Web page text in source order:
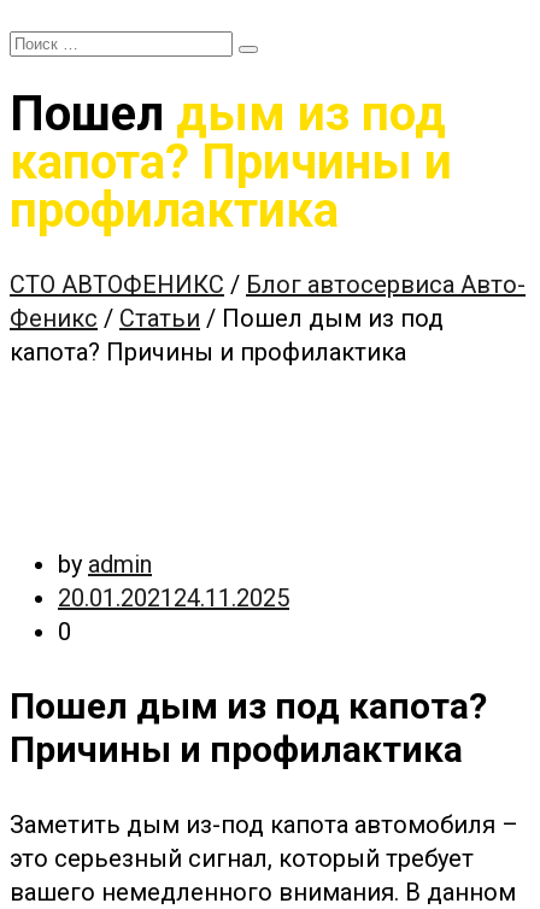
Пошел дым из под
капота? Причины и
профилактика
СТО АВТОФЕНИКС / Блог автосервиса Авто-
Феникс / Статьи / Пошел дым из под
капота? Причины и профилактика
by admin
20.01.2021 24.11.2025
0
Пошел дым из под капота?
Причины и профилактика
Заметить дым из-под капота автомобиля –
это серьезный сигнал, который требует
вашего немедленного внимания. В данном